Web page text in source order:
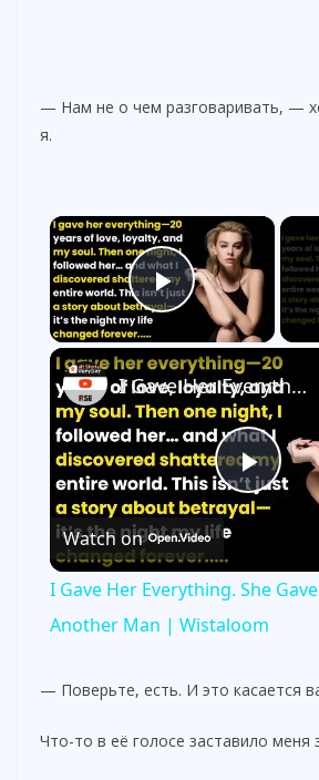
— Нам не о чем разговаривать, —
я.
×
Play
P
a
y
V
I Gave Her Everything. She Gave Herself to Another Man | Wistaloom
Watch on
I Gave Her Everything. She
Another Man | Wistaloom
— Поверьте, есть. И это касается
Что-то в её голосе заставило меня